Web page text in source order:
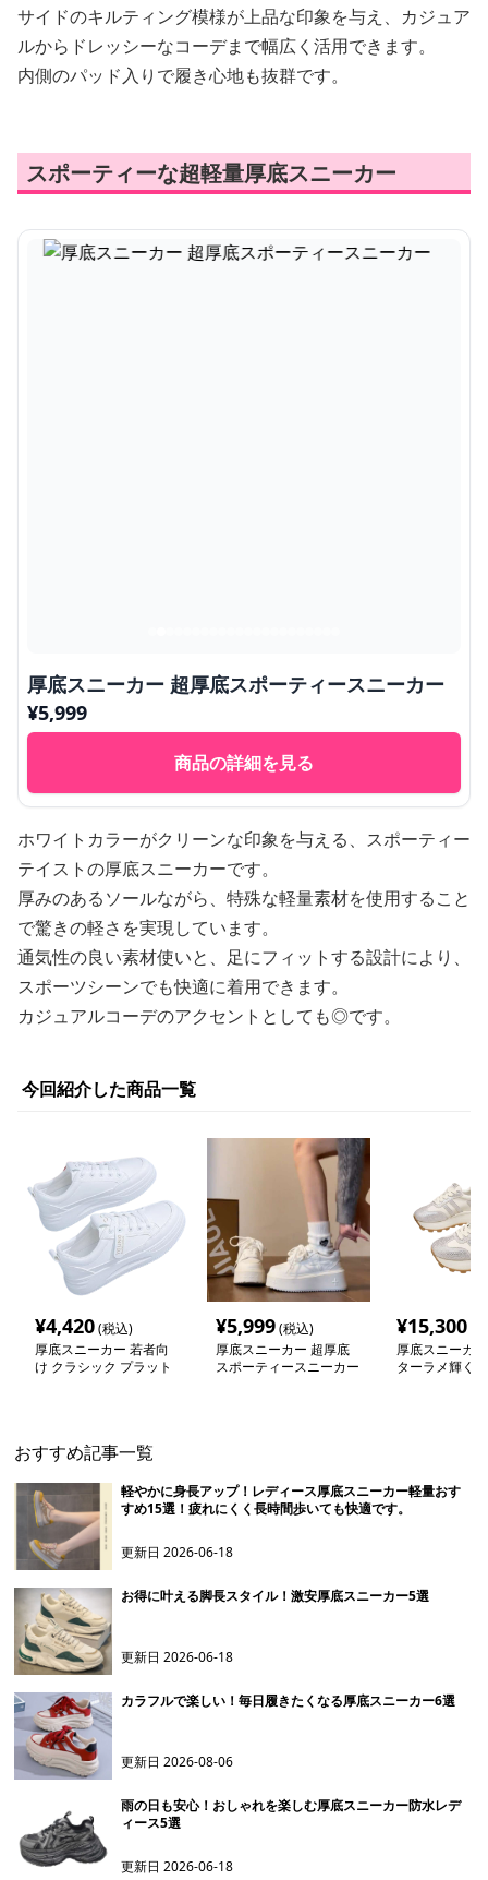
サイドのキルティング模様が上品な印象を与え、カジュア
ルからドレッシーなコーデまで幅広く活用できます。
内側のパッド入りで履き心地も抜群です。
スポーティーな超軽量厚底スニーカー
厚底スニーカー 超厚底スポーティースニーカー
¥5,999
商品の詳細を見る
ホワイトカラーがクリーンな印象を与える、スポーティー
テイストの厚底スニーカーです。
厚みのあるソールながら、特殊な軽量素材を使用すること
で驚きの軽さを実現しています。
通気性の良い素材使いと、足にフィットする設計により、
スポーツシーンでも快適に着用できます。
カジュアルコーデのアクセントとしても◎です。
今回紹介した商品一覧
¥4,420(税込)
厚底スニーカー 若者向
け クラシック プラット
¥5,999(税込)
厚底スニーカー 超厚底
スポーティースニーカー
¥15,300
厚底スニーカ
ターラメ輝く
おすすめ記事一覧
軽やかに身長アップ！レディース厚底スニーカー軽量おす
すめ15選！疲れにくく長時間歩いても快適です。
更新日2026-06-18
お得に叶える脚長スタイル！激安厚底スニーカー5選
更新日2026-06-18
カラフルで楽しい！毎日履きたくなる厚底スニーカー6選
更新日2026-08-06
雨の日も安心！おしゃれを楽しむ厚底スニーカー防水レデ
ィース5選
更新日2026-06-18